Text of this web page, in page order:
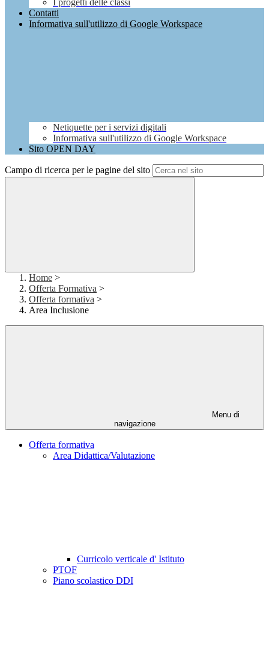
I progetti delle classi
Contatti
Informativa sull'utilizzo di Google Workspace
Netiquette per i servizi digitali
Informativa sull'utilizzo di Google Workspace
Sito OPEN DAY
Campo di ricerca per le pagine del sito
Home >
Offerta Formativa >
Offerta formativa >
Area Inclusione
Menu di
navigazione
Offerta formativa
Area Didattica/Valutazione
Curricolo verticale d' Istituto
PTOF
Piano scolastico DDI